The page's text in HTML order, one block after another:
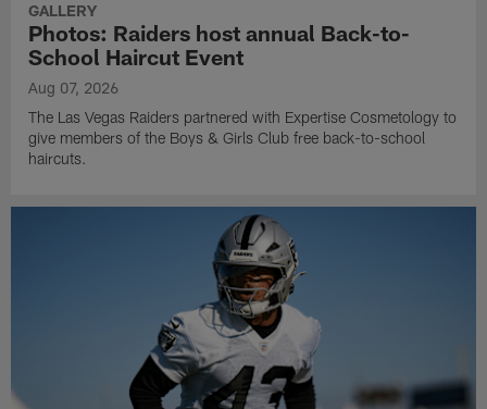
GALLERY
Photos: Raiders host annual Back-to-
School Haircut Event
Aug 07, 2026
The Las Vegas Raiders partnered with Expertise Cosmetology to
give members of the Boys & Girls Club free back-to-school
haircuts.